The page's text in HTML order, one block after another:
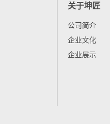
关于坤匠
公司简介
企业文化
企业展示